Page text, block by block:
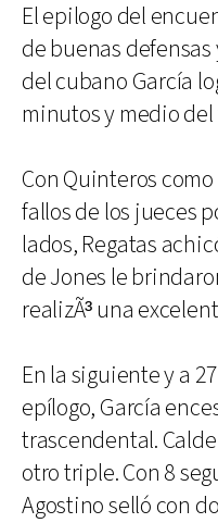
El epilogo del
de buenas
del cubano García
minutos y medio
Con Quinteros
fallos de los jueces
lados, Regatas
de Jones le
realizÃ³ una
En la siguiente y a
epílogo, García
trascendental.
otro triple. Con 8
Agostino selló con